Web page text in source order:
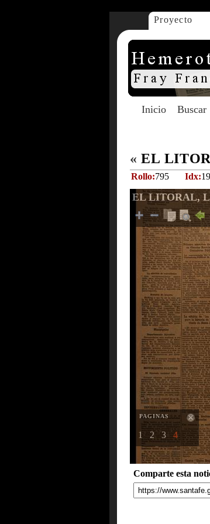
Proyecto
Inicio Buscar
« EL
Rollo:795 Idx:
EL LITORAL,
PAGINAS
1 2 3 4
Comparte esta